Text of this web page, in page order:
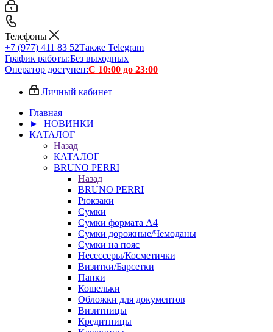
Телефоны
+7 (977) 411 83 52Также Telegram
График работы:Без выходных
Оператор доступен:С 10:00 до 23:00
Личный кабинет
Главная
► НОВИНКИ
КАТАЛОГ
Назад
КАТАЛОГ
BRUNO PERRI
Назад
BRUNO PERRI
Рюкзаки
Сумки
Сумки формата А4
Сумки дорожные/Чемоданы
Сумки на пояс
Несессеры/Косметички
Визитки/Барсетки
Папки
Кошельки
Обложки для документов
Визитницы
Кредитницы